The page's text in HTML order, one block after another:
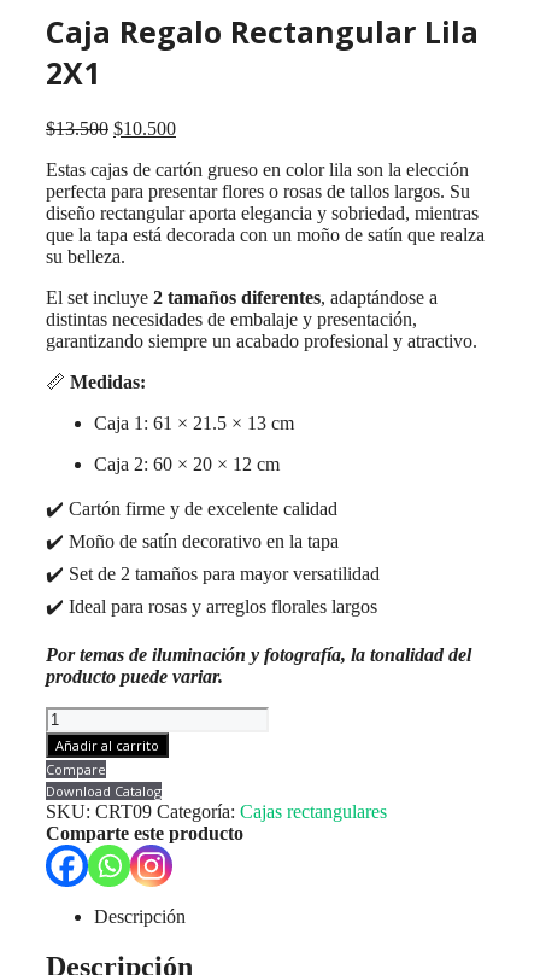
Caja Regalo Rectangular Lila
2X1
$13.500 El
original
era:
$13.500.
$10.500El
actual
es:
$10.500.
Estas cajas de cartón grueso en color lila son la elección
perfecta para presentar flores o rosas de tallos largos. Su
diseño rectangular aporta elegancia y sobriedad, mientras
que la tapa está decorada con un moño de satín que realza
su belleza.
El set incluye 2 tamaños diferentes, adaptándose a
distintas necesidades de embalaje y presentación,
garantizando siempre un acabado profesional y atractivo.
📏 Medidas:
Caja 1: 61 × 21.5 × 13 cm
Caja 2: 60 × 20 × 12 cm
✔️ Cartón firme y de excelente calidad
✔️ Moño de satín decorativo en la tapa
✔️ Set de 2 tamaños para mayor versatilidad
✔️ Ideal para rosas y arreglos florales largos
Por temas de iluminación y fotografía, la tonalidad del
producto puede variar.
Caja
Regalo
Rectangular
Lila
2X1
cantidad
Añadir al carrito
Compare
Download Catalog
SKU: CRT09 Categoría: Cajas rectangulares
Comparte este producto
Descripción
Descripción